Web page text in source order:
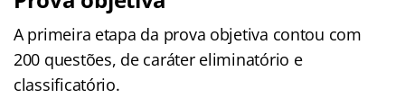
A primeira etapa da prova objetiva contou com
200 questões, de caráter eliminatório e
classificatório.